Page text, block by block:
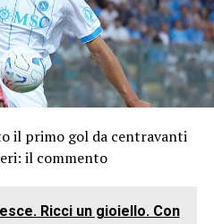
il primo gol da centravanti
il commento
Ricci un gioiello. Con